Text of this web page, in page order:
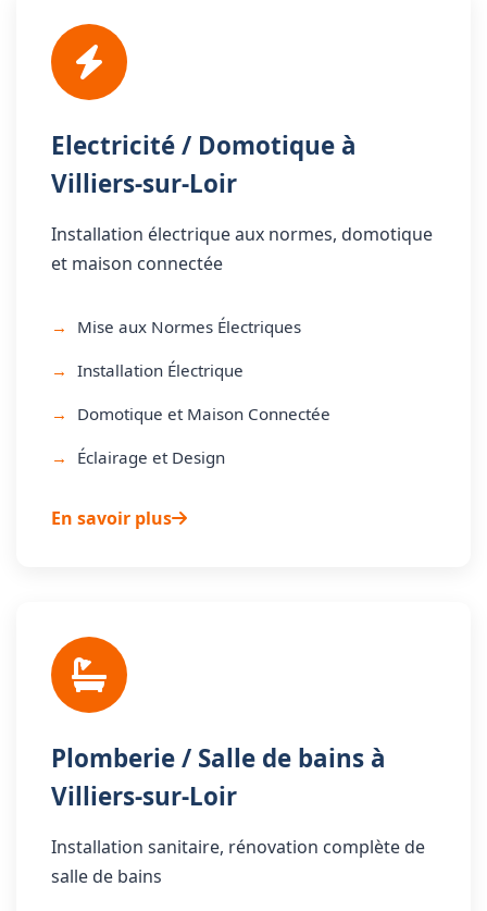
Electricité / Domotique à
Villiers-sur-Loir
Installation électrique aux normes, domotique
et maison connectée
Mise aux Normes Électriques
Installation Électrique
Domotique et Maison Connectée
Éclairage et Design
En savoir plus
Plomberie / Salle de bains à
Villiers-sur-Loir
Installation sanitaire, rénovation complète de
salle de bains